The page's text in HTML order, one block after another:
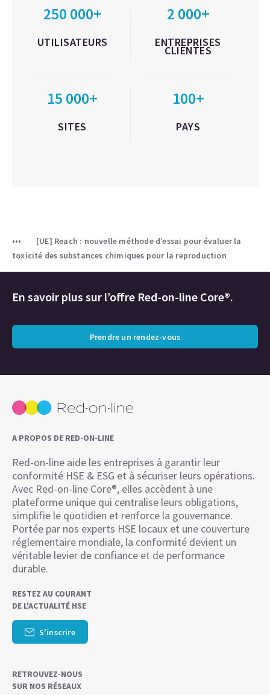
250 000+
UTILISATEURS
2 000+
ENTREPRISES
CLIENTES
15 000+
SITES
100+
PAYS
[UE] Reach : nouvelle méthode d’essai pour évaluer la
toxicité des substances chimiques pour la reproduction
En savoir plus sur l’offre Red-on-line Core®.
Prendre un rendez-vous
A PROPOS DE RED-ON-LINE
Red-on-line aide les entreprises à garantir leur
conformité HSE & ESG et à sécuriser leurs opérations.
Avec Red-on-line Core®, elles accèdent à une
plateforme unique qui centralise leurs obligations,
simplifie le quotidien et renforce la gouvernance.
Portée par nos experts HSE locaux et une couverture
réglementaire mondiale, la conformité devient un
véritable levier de confiance et de performance
durable.
RESTEZ AU COURANT
DE L'ACTUALITÉ HSE
S'inscrire
RETROUVEZ-NOUS
SUR NOS RÉSEAUX